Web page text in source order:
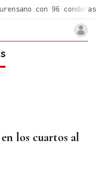
con 96 condenas
los cuartos al